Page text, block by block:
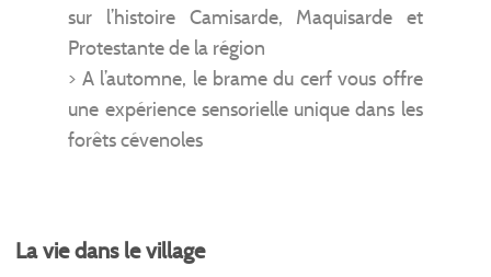
sur l’histoire Camisarde, Maquisarde et
Protestante de la région
> A l’automne, le brame du cerf vous offre
une expérience sensorielle unique dans les
forêts cévenoles
La vie dans le village